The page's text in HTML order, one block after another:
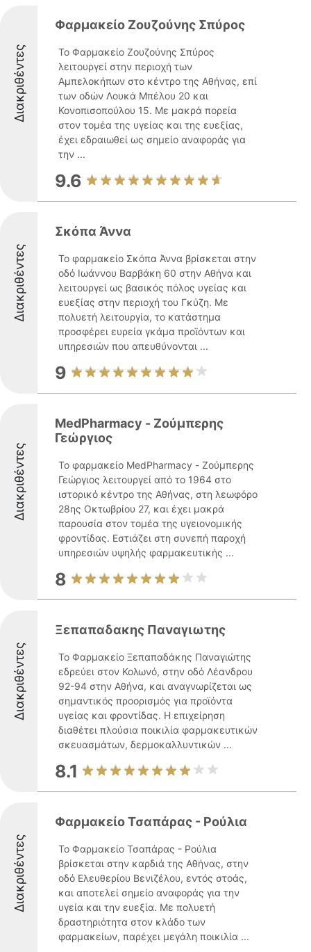
Διακριθέντες
Φαρμακείο Ζουζούνης Σπύρος
Το Φαρμακείο Ζουζούνης Σπύρος
λειτουργεί στην περιοχή των
Αμπελοκήπων στο κέντρο της Αθήνας, επί
των οδών Λουκά Μπέλου 20 και
Κονοπισοπούλου 15. Με μακρά πορεία
στον τομέα της υγείας και της ευεξίας,
έχει εδραιωθεί ως σημείο αναφοράς για
την ...
9.6
Διακριθέντες
Σκόπα Άννα
Το φαρμακείο Σκόπα Άννα βρίσκεται στην
οδό Ιωάννου Βαρβάκη 60 στην Αθήνα και
λειτουργεί ως βασικός πόλος υγείας και
ευεξίας στην περιοχή του Γκύζη. Με
πολυετή λειτουργία, το κατάστημα
προσφέρει ευρεία γκάμα προϊόντων και
υπηρεσιών που απευθύνονται ...
9
Διακριθέντες
MedPharmacy - Ζούμπερης
Γεώργιος
Το φαρμακείο MedPharmacy - Ζούμπερης
Γεώργιος λειτουργεί από το 1964 στο
ιστορικό κέντρο της Αθήνας, στη λεωφόρο
28ης Οκτωβρίου 27, και έχει μακρά
παρουσία στον τομέα της υγειονομικής
φροντίδας. Εστιάζει στη συνεπή παροχή
υπηρεσιών υψηλής φαρμακευτικής ...
8
Διακριθέντες
Ξεπαπαδακης Παναγιωτης
Το Φαρμακείο Ξεπαπαδάκης Παναγιώτης
εδρεύει στον Κολωνό, στην οδό Λέανδρου
92-94 στην Αθήνα, και αναγνωρίζεται ως
σημαντικός προορισμός για προϊόντα
υγείας και φροντίδας. Η επιχείρηση
διαθέτει πλούσια ποικιλία φαρμακευτικών
σκευασμάτων, δερμοκαλλυντικών ...
8.1
Διακριθέντες
Φαρμακείο Τσαπάρας - Ρούλια
Το Φαρμακείο Τσαπάρας - Ρούλια
βρίσκεται στην καρδιά της Αθήνας, στην
οδό Ελευθερίου Βενιζέλου, εντός στοάς,
και αποτελεί σημείο αναφοράς για την
υγεία και την ευεξία. Με πολυετή
δραστηριότητα στον κλάδο των
φαρμακείων, παρέχει μεγάλη ποικιλία ...